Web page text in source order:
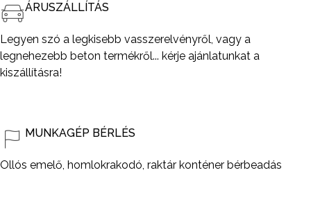
ÁRUSZÁLLÍTÁS
Legyen szó a legkisebb vasszerelvényről, vagy a
legnehezebb beton termékről... kérje ajánlatunkat a
kiszállításra!
MUNKAGÉP BÉRLÉS
Ollós emelő, homlokrakodó, raktár konténer bérbeadás